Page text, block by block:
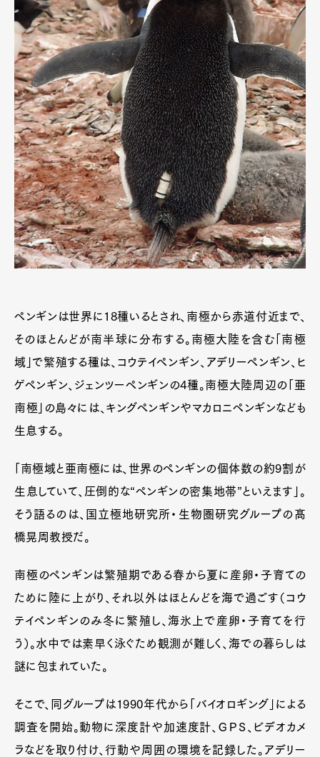
ペンギンは世界に18種いるとされ、南極から赤道付近まで、
そのほとんどが南半球に分布する。南極大陸を含む「南極
域」で繁殖する種は、コウテイペンギン、アデリーペンギン、ヒ
ゲペンギン、ジェンツーペンギンの4種。南極大陸周辺の「亜
南極」の島々には、キングペンギンやマカロニペンギンなども
生息する。
「南極域と亜南極には、世界のペンギンの個体数の約9割が
生息していて、圧倒的な“ペンギンの密集地帯”といえます」。
そう語るのは、国立極地研究所・生物圏研究グループの髙
橋晃周教授だ。
南極のペンギンは繁殖期である春から夏に産卵・子育ての
ために陸に上がり、それ以外はほとんどを海で過ごす（コウ
テイペンギンのみ冬に繁殖し、海氷上で産卵・子育てを行
う）。水中では素早く泳ぐため観測が難しく、海での暮らしは
謎に包まれていた。
そこで、同グループは1990年代から「バイオロギング」による
調査を開始。動物に深度計や加速度計、ＧＰＳ、ビデオカメ
ラなどを取り付け、行動や周囲の環境を記録した。アデリー